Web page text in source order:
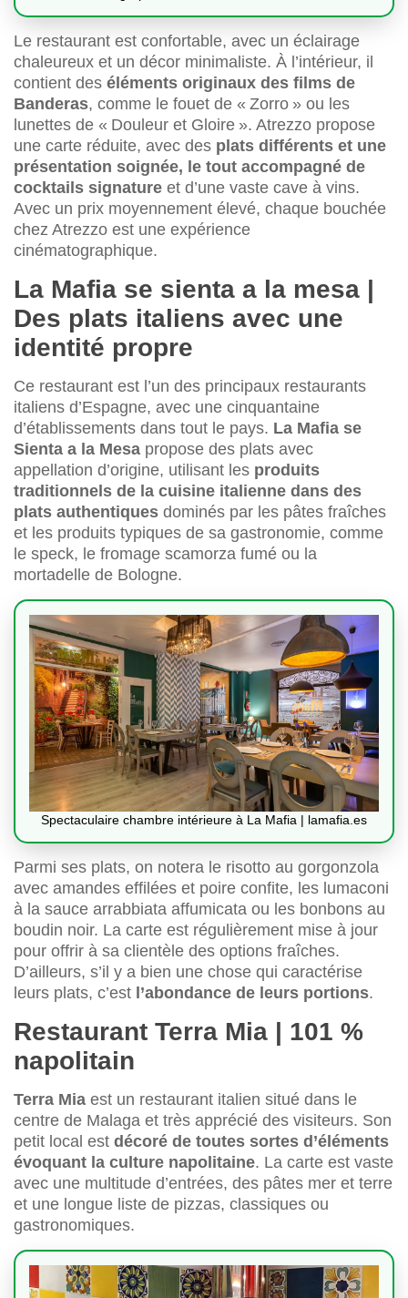
Le restaurant est confortable, avec un éclairage
chaleureux et un décor minimaliste. À l’intérieur, il
contient des éléments originaux des films de
Banderas, comme le fouet de « Zorro » ou les
lunettes de « Douleur et Gloire ». Atrezzo propose
une carte réduite, avec des plats différents et une
présentation soignée, le tout accompagné de
cocktails signature et d’une vaste cave à vins.
Avec un prix moyennement élevé, chaque bouchée
chez Atrezzo est une expérience
cinématographique.
La Mafia se sienta a la mesa |
Des plats italiens avec une
identité propre
Ce restaurant est l’un des principaux restaurants
italiens d’Espagne, avec une cinquantaine
d’établissements dans tout le pays. La Mafia se
Sienta a la Mesa propose des plats avec
appellation d’origine, utilisant les produits
traditionnels de la cuisine italienne dans des
plats authentiques dominés par les pâtes fraîches
et les produits typiques de sa gastronomie, comme
le speck, le fromage scamorza fumé ou la
mortadelle de Bologne.
Spectaculaire chambre intérieure à La Mafia | lamafia.es
Parmi ses plats, on notera le risotto au gorgonzola
avec amandes effilées et poire confite, les lumaconi
à la sauce arrabbiata affumicata ou les bonbons au
boudin noir. La carte est régulièrement mise à jour
pour offrir à sa clientèle des options fraîches.
D’ailleurs, s’il y a bien une chose qui caractérise
leurs plats, c’est l’abondance de leurs portions.
Restaurant Terra Mia | 101 %
napolitain
Terra Mia est un restaurant italien situé dans le
centre de Malaga et très apprécié des visiteurs. Son
petit local est décoré de toutes sortes d’éléments
évoquant la culture napolitaine. La carte est vaste
avec une multitude d’entrées, des pâtes mer et terre
et une longue liste de pizzas, classiques ou
gastronomiques.